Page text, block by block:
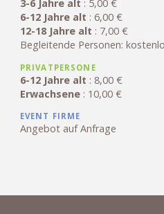
3-6 Jahre alt : 5,00 €
6-12 Jahre alt : 6,00 €
12-18 Jahre alt : 7,00 €
Begleitende Personen:
PRIVATPERSONE
6-12 Jahre alt : 8,00 €
Erwachsene: 10,00 €
EVENT FIRME
Angebot auf Anfrage